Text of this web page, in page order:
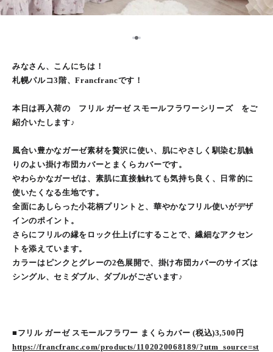
12
みなさん、こんにちは！
札幌パルコ3階、Francfrancです！
本日は再入荷の フリル ガーゼ スモールフラワーシリーズ をご
紹介いたします♪
風合い豊かなガーゼ素材を贅沢に使い、肌にやさしく馴染む肌触
りのよい掛け布団カバーとまくらカバーです。
やわらかなガーゼは、素肌に直接触れても気持ち良く、日常的に
使いたくなる生地です。
全面にあしらった小花柄プリントと、華やかなフリル使いがデザ
インのポイント。
さらにフリルの縁をロック仕上げにすることで、繊細なアクセン
トを添えています。
カラーはピンクとグレーの2色展開で、掛け布団カバーのサイズは
シングル、セミダブル、ダブルがございます♪
■フリル ガーゼ スモールフラワー まくらカバー (税込)3,500円
https://francfranc.com/products/1102020068189/?utm_source=st